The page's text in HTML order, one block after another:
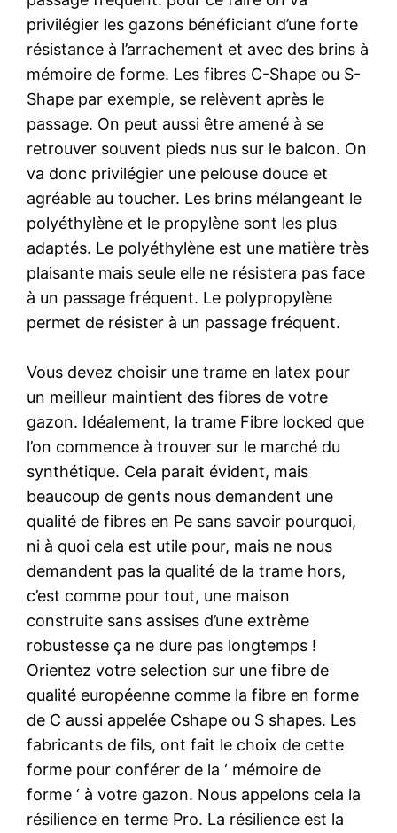
privilégier les gazons bénéficiant d’une forte
résistance à l’arrachement et avec des brins à
mémoire de forme. Les fibres C-Shape ou S-
Shape par exemple, se relèvent après le
passage. On peut aussi être amené à se
retrouver souvent pieds nus sur le balcon. On
va donc privilégier une pelouse douce et
agréable au toucher. Les brins mélangeant le
polyéthylène et le propylène sont les plus
adaptés. Le polyéthylène est une matière très
plaisante mais seule elle ne résistera pas face
à un passage fréquent. Le polypropylène
permet de résister à un passage fréquent.
Vous devez choisir une trame en latex pour
un meilleur maintient des fibres de votre
gazon. Idéalement, la trame Fibre locked que
l’on commence à trouver sur le marché du
synthétique. Cela parait évident, mais
beaucoup de gents nous demandent une
qualité de fibres en Pe sans savoir pourquoi,
ni à quoi cela est utile pour, mais ne nous
demandent pas la qualité de la trame hors,
c’est comme pour tout, une maison
construite sans assises d’une extrème
robustesse ça ne dure pas longtemps !
Orientez votre selection sur une fibre de
qualité européenne comme la fibre en forme
de C aussi appelée Cshape ou S shapes. Les
fabricants de fils, ont fait le choix de cette
forme pour conférer de la ‘ mémoire de
forme ‘ à votre gazon. Nous appelons cela la
résilience en terme Pro. La résilience est la